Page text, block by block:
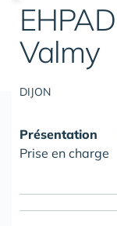
Valmy
DIJON
Présentation
Prise en charge